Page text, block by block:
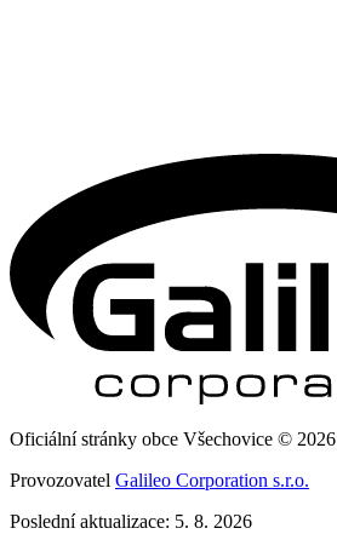
Oficiální stránky obce Všechovice © 2026
Provozovatel Galileo Corporation s.r.o.
Poslední aktualizace: 5. 8. 2026